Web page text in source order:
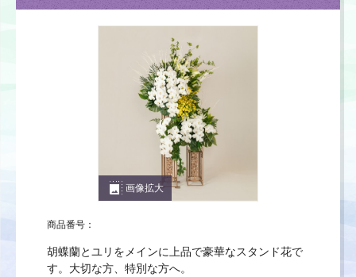
photo_size_select_large 画像拡大
商品番号：
胡蝶蘭とユリをメインに上品で豪華なスタンド花で
す。大切な方、特別な方へ。